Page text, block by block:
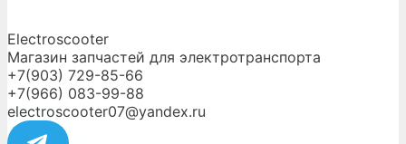
Electroscooter
Магазин запчастей для электротранспорта
+7(903) 729-85-66
+7(966) 083-99-88
electroscooter07@yandex.ru